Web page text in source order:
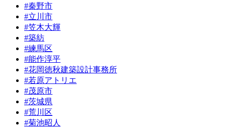
#秦野市
#立川市
#笠木大輝
#築紡
#練馬区
#能作淳平
#花岡徳秋建築設計事務所
#若原アトリエ
#茂原市
#茨城県
#荒川区
#菊池昭人